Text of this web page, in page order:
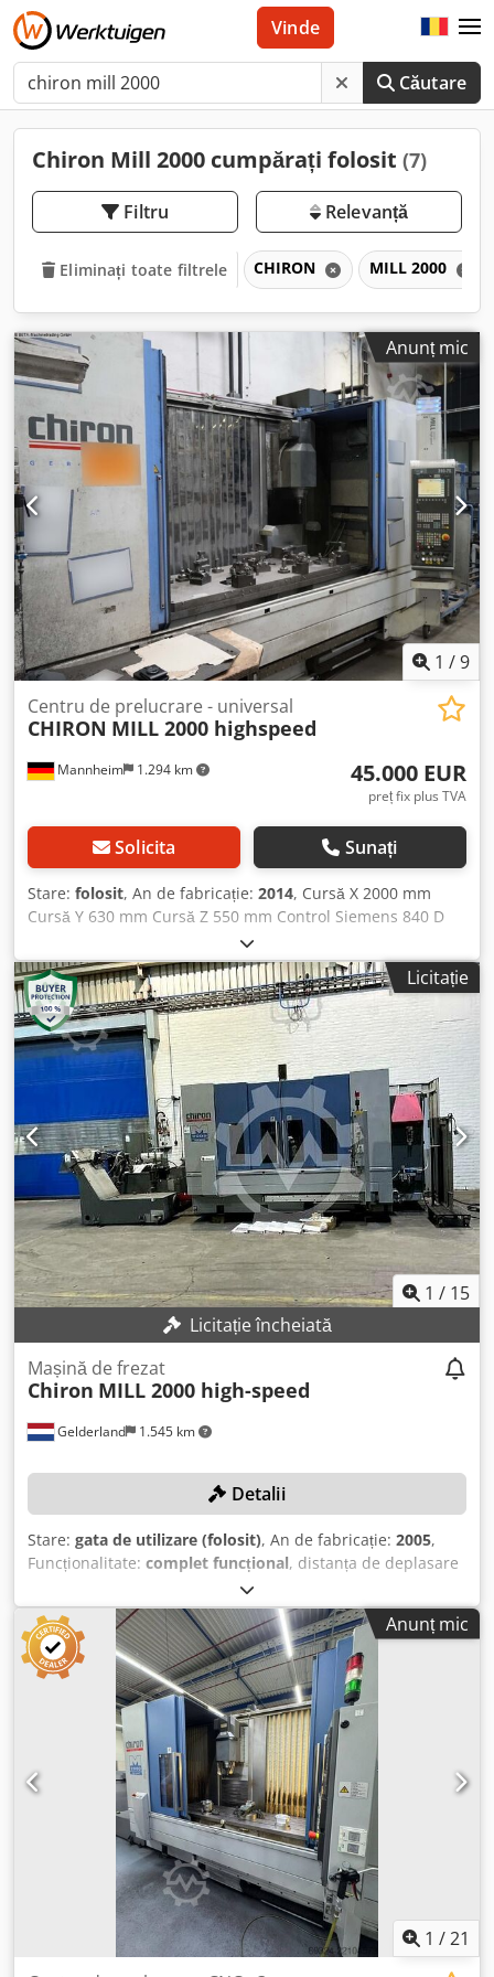
Căutare
Vinde
Chiron Mill 2000 cumpărați folosit (7)
Filtru Relevanță
Eliminați toate filtrele CHIRON MILL 2000
Anunț mic
1 /9
Mannheim 1.294 km
Centru de prelucrare - universal
CHIRON MILL 2000 highspeed
45.000 EUR
preț fix plus TVA
Solicita Sunați
Stare: folosit, An de fabricație: 2014, Cursă X 2000 mm
Cursă Y 630 mm Cursă Z 550 mm Control Siemens 840 D
Necesar total de putere: 7,5 - 22,5 kW Greutate mașină
aprox. 10,5 t Sarcină maximă pe masă: 1.000 kg / metru
lungime masă Domeniu de mișcare: Axa X: 2000 mm Axa Y:
630 mm Axa Z: 550 mm Turație maximă: până la 12.000
rpm Cuplu maxim: 140 Nm Capacitate de găurire: medie
42 mm (cu burghiu cu plăcuţe amovibile) Capacitate de
frezare: 600 cm³/min Locuri pentru scule: 24 Dcedpfxoyan
Rcj Abbek Prindere scule: HSK A 63 DIN 69893 Diametru
maxim sculă: 75 mm Diametru sculă cu locuri adiacente
libere: max. 160 mm Lungime maximă sculă: max. 320 mm
Greutate maximă sculă: max. 8 kg (sarcină maximă a
magaziei: 100 kg) Timp schimbare sculă: aprox. 1,5 s (în
funcție de control)
Licitație
1 / 15
Licitație încheiată
Gelderland 1.545 km
Mașină de frezat
Chiron MILL 2000 high-speed
Detalii
Stare: gata de utilizare (folosit), An de fabricație: 2005,
Funcționalitate: complet funcțional, distanța de deplasare
, deplasarea axei Y:
Z:550 mm, lungimea mesei:2.600 mm, turația arborelui
principal (max.):12.000 rot/min, Fără preț minim – vânzare
garantată la cea mai mare ofertă! DETALII TEHNICE Cursă
axa X: 2.000 mm Cursă axa Y: 500 mm Cursă axa Z: 550 mm
Rotație axa C: 360° Lungimea mesei: 2.600 mm Lățimea
mesei: 550 mm Prindere sculă: ISO40 Puterea axului
principal: 22 kW Turația axului: 20 - 12.000 RPM Precizia
poziționării: 0,01 mm Viteza de deplasare: 667 mm/s
Dcodpfxozk Dv Uo Abbek Număr de axe: 4 DETALII DESPRE
MAȘINĂ Producătorul sistemului de control: Siemens
Putere: 24 kW Dimensiuni și greutate Dimensiuni (L x l x Î):
7.500 x 3.700 x 2.500 mm Greutate proprie: 9.600 kg
Pachete de transport: 2 ECHIPAMENTE Magazin de scule
Răcire externă Transportor de așchii Marcaj CE
Anunț mic
1 /21